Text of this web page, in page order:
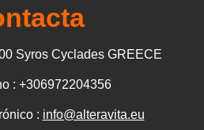
Syros Cyclades GREECE
: +306972204356
: info@alteravita.eu